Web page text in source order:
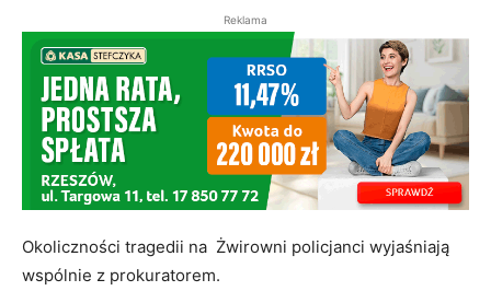
Reklama
Okoliczności tragedii na Żwirowni policjanci wyjaśniają
wspólnie z prokuratorem.